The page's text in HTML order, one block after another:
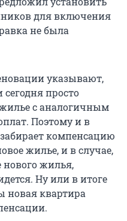
для включения
не была
указывают,
просто
с аналогичным
Поэтому и в
компенсацию
жилье, и в случае,
нового жилья,
Ну или в итоге
новая квартира